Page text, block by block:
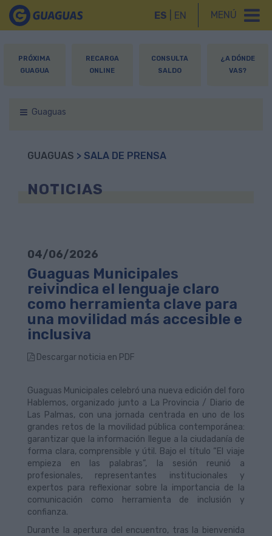
MENÚ
ES EN
PRÓXIMA
GUAGUA
RECARGA
ONLINE
CONSULTA
SALDO
¿A DÓNDE
VAS?
Guaguas
GUAGUAS > SALA DE PRENSA
NOTICIAS
04/06/2026
Guaguas Municipales
reivindica el lenguaje claro
como herramienta clave para
una movilidad más accesible e
inclusiva
Descargar noticia en PDF
Guaguas Municipales celebró una nueva edición del foro
Hablemos, organizado junto a La Provincia / Diario de
Las Palmas, con una jornada centrada en uno de los
grandes retos de la movilidad pública contemporánea:
garantizar que la información llegue a la ciudadanía de
forma clara, comprensible y útil. Bajo el título “El viaje
empieza en las palabras”, la sesión reunió a
profesionales, representantes institucionales y
expertos para reflexionar sobre la importancia de la
comunicación como herramienta de inclusión y
confianza.
Durante la apertura del encuentro, tras la bienvenida